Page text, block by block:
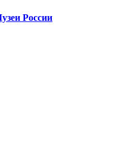
России